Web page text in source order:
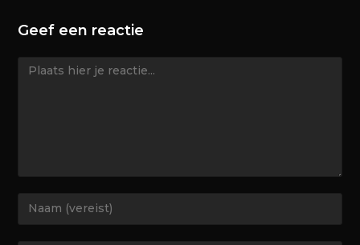
Geef een reactie